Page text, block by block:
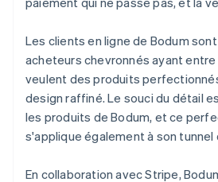
Les clients en ligne de Bodum
acheteurs chevronnés ayant entre
veulent des produits
design raffiné. Le souci du détail
les produits de Bodum, et ce
s'applique également à son tunnel
En collaboration avec Stripe,